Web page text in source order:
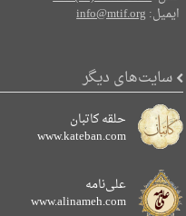
ایمیل:info@mtif.org
سایت‌های دیگر
حلقه کاتبان
www.kateban.com
علی‌نامه
www.alinameh.com